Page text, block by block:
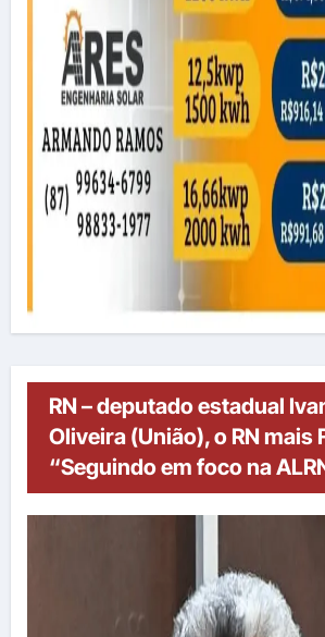
RN – deputado estadual
Oliveira (União), o RN mais
“Seguindo em foco na